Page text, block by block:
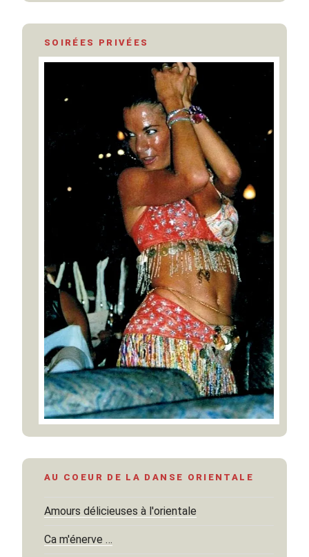
SOIRÉES PRIVÉES
AU COEUR DE LA DANSE ORIENTALE
Amours délicieuses à l'orientale
Ca m'énerve …